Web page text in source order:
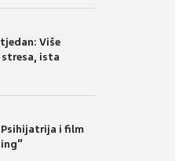
Više
ista
i film